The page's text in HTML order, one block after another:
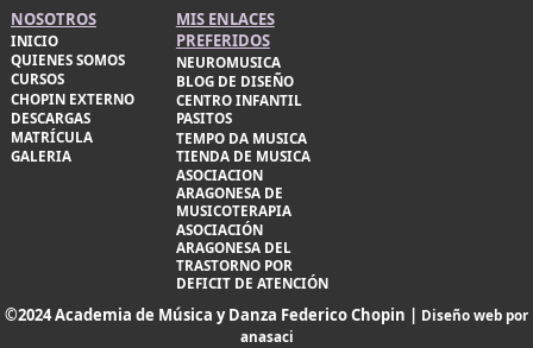
NOSOTROS
INICIO
QUIENES SOMOS
CURSOS
CHOPIN EXTERNO
DESCARGAS
MATRÍCULA
GALERIA
MIS ENLACES
PREFERIDOS
NEUROMUSICA
BLOG DE DISEÑO
CENTRO INFANTIL
PASITOS
TEMPO DA MUSICA
TIENDA DE MUSICA
ASOCIACION
ARAGONESA DE
MUSICOTERAPIA
ASOCIACIÓN
ARAGONESA DEL
TRASTORNO POR
DEFICIT DE ATENCIÓN
©2024 Academia de Música y Danza Federico Chopin | Diseño web por
anasaci